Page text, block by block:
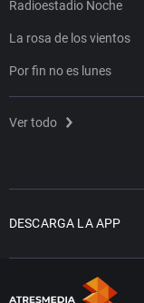
Radioestadio Noche
La rosa de los vientos
Por fin no es lunes
Ver todo
DESCARGA LA APP